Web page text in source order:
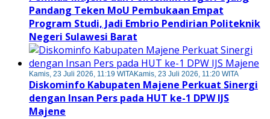
Pandang Teken MoU Pembukaan Empat
Program Studi, Jadi Embrio Pendirian Politeknik
Negeri Sulawesi Barat
Kamis, 23 Juli 2026, 11:19 WITAKamis, 23 Juli 2026, 11:20 WITA
Diskominfo Kabupaten Majene Perkuat Sinergi
dengan Insan Pers pada HUT ke-1 DPW IJS
Majene